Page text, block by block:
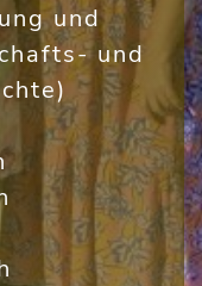
und
und